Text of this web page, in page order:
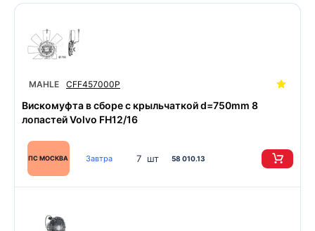
MAHLE CFF457000P
Вискомуфта в сборе с крыльчаткой d=750mm 8
лопастей Volvo FH12/16
ПС МОСКВА Завтра 7 шт 58 010.13